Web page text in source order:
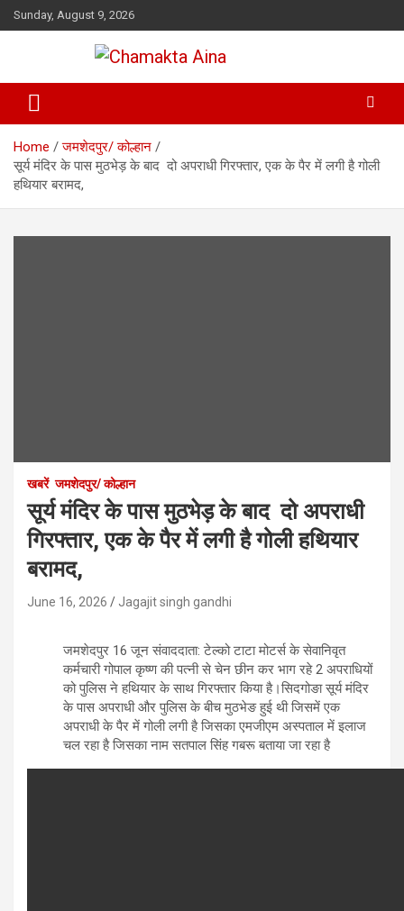
Skip
to
Sunday, August 9, 2026
Chamakta Aina
Home
जमशेदपुर/ कोल्हान
सूर्य मंदिर के पास मुठभेड़ के बाद दो अपराधी गिरफ्तार, एक के पैर में लगी है गोली
हथियार बरामद,
खबरें जमशेदपुर/ कोल्हान
सूर्य मंदिर के पास मुठभेड़ के बाद दो अपराधी
गिरफ्तार, एक के पैर में लगी है गोली हथियार
बरामद,
June 16, 2026 Jagajit singh gandhi
जमशेदपुर 16 जून संवाददाता: टेल्को टाटा मोटर्स के सेवानिवृत
कर्मचारी गोपाल कृष्ण की पत्नी से चेन छीन कर भाग रहे 2 अपराधियों
को पुलिस ने हथियार के साथ गिरफ्तार किया है।सिदगोङा सूर्य मंदिर
के पास अपराधी और पुलिस के बीच मुठभेङ हुई थी जिसमें एक
अपराधी के पैर में गोली लगी है जिसका एमजीएम अस्पताल में इलाज
चल रहा है जिसका नाम सतपाल सिंह गबरू बताया जा रहा है